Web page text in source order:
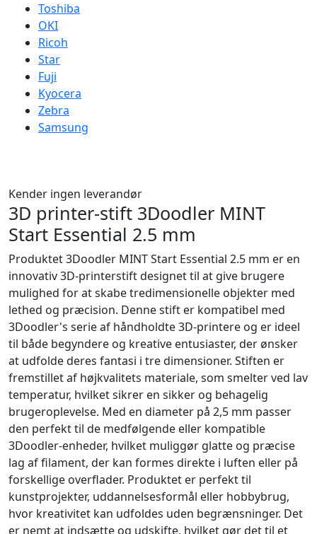
Toshiba
OKI
Ricoh
Star
Fuji
Kyocera
Zebra
Samsung
Kender ingen leverandør
3D printer-stift 3Doodler MINT
Start Essential 2.5 mm
Produktet 3Doodler MINT Start Essential 2.5 mm er en
innovativ 3D-printerstift designet til at give brugere
mulighed for at skabe tredimensionelle objekter med
lethed og præcision. Denne stift er kompatibel med
3Doodler's serie af håndholdte 3D-printere og er ideel
til både begyndere og kreative entusiaster, der ønsker
at udfolde deres fantasi i tre dimensioner. Stiften er
fremstillet af højkvalitets materiale, som smelter ved lav
temperatur, hvilket sikrer en sikker og behagelig
brugeroplevelse. Med en diameter på 2,5 mm passer
den perfekt til de medfølgende eller kompatible
3Doodler-enheder, hvilket muliggør glatte og præcise
lag af filament, der kan formes direkte i luften eller på
forskellige overflader. Produktet er perfekt til
kunstprojekter, uddannelsesformål eller hobbybrug,
hvor kreativitet kan udfoldes uden begrænsninger. Det
er nemt at indsætte og udskifte, hvilket gør det til et